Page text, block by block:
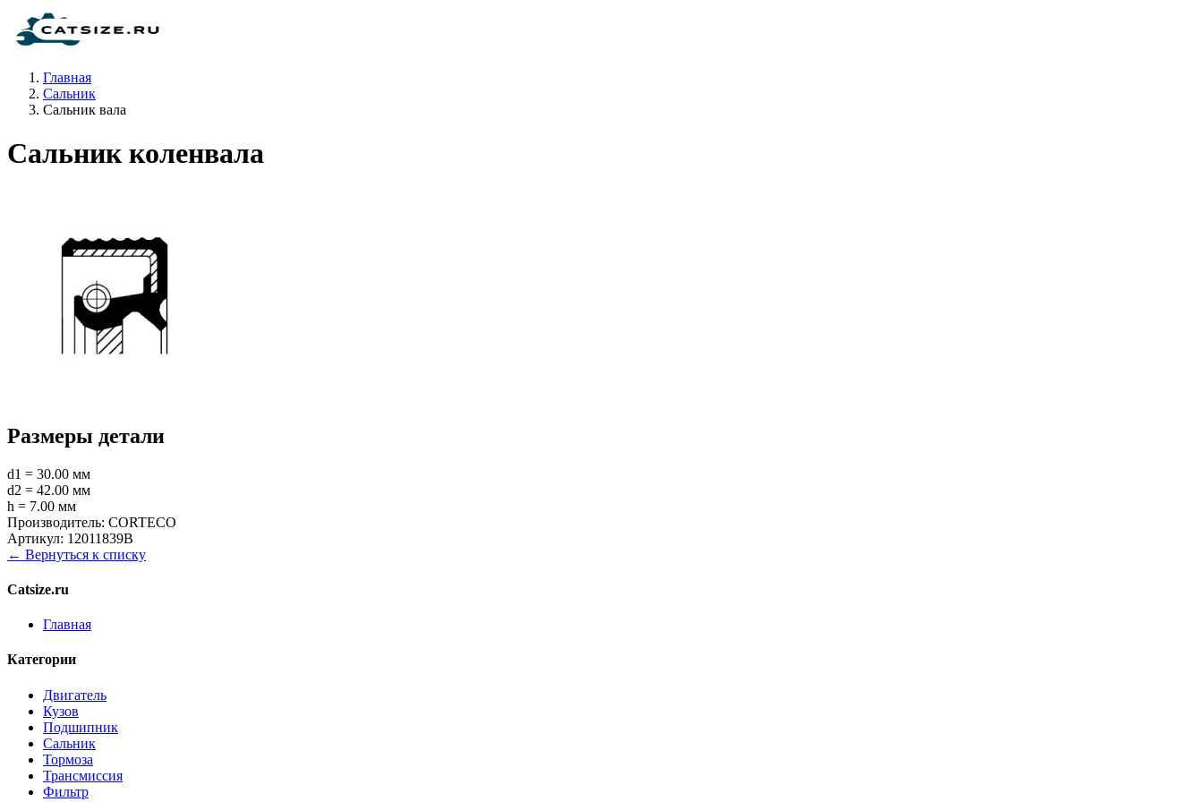
Главная
Сальник
Сальник вала
Сальник коленвала
Размеры детали
d1 = 30.00 мм
d2 = 42.00 мм
h = 7.00 мм
Производитель: CORTECO
Артикул: 12011839B
← Вернуться к списку
Catsize.ru
Главная
Категории
Двигатель
Кузов
Подшипник
Сальник
Тормоза
Трансмиссия
Фильтр